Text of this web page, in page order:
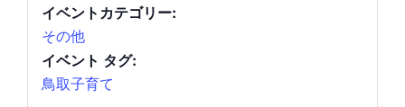
イベントカテゴリー:
その他
イベント タグ:
鳥取子育て